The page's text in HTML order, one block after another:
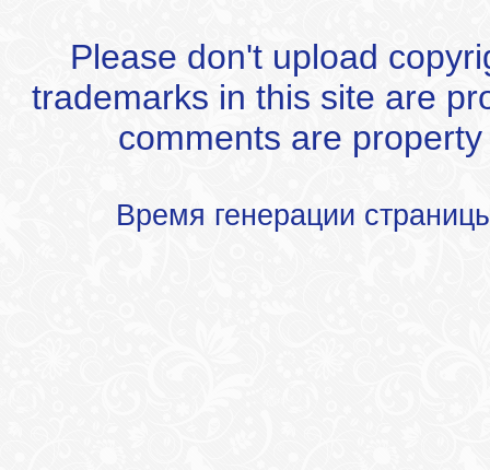
Please don't upload
trademarks in this site are
comments are
Время генерации